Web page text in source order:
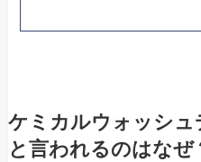
ケミカルウォッシュ
と言われるのはなぜ